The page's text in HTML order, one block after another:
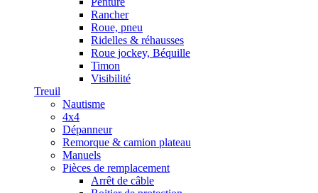
Rancher
Roue, pneu
Ridelles & réhausses
Roue jockey, Béquille
Timon
Visibilité
Treuil
Nautisme
4x4
Dépanneur
Remorque & camion plateau
Manuels
Pièces de remplacement
Arrêt de câble